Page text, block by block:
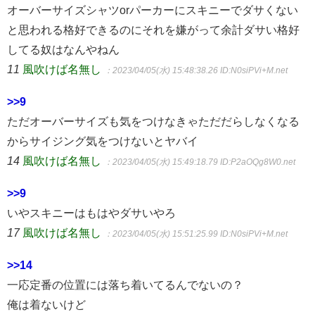
オーバーサイズシャツorパーカーにスキニーでダサくない
と思われる格好できるのにそれを嫌がって余計ダサい格好
してる奴はなんやねん
11 風吹けば名無し ：2023/04/05(水) 15:48:38.26 ID:N0siPVi+M.net
>>9
ただオーバーサイズも気をつけなきゃただだらしなくなる
からサイジング気をつけないとヤバイ
14 風吹けば名無し ：2023/04/05(水) 15:49:18.79 ID:P2aOQg8W0.net
>>9
いやスキニーはもはやダサいやろ
17 風吹けば名無し ：2023/04/05(水) 15:51:25.99 ID:N0siPVi+M.net
>>14
一応定番の位置には落ち着いてるんでないの？
俺は着ないけど